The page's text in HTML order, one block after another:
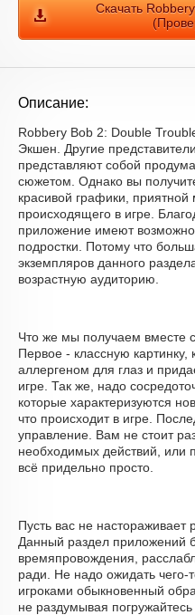
Скачать
Описание:
Robbery Bob 2: Double
Экшен. Другие
представляют собой
сюжетом. Однако вы
красивой графики, приятной
происходящего в игре.
приложение имеют
подростки. Потому что
экземпляров данного
возрастную аудиторию.
Что же мы получаем вместе
Первое - классную картинку,
аллергеном для глаз и
игре. Так же, надо
которые характеризуются
что происходит в игре.
управление. Вам не стоит
необходимых действий, или
всё придельно просто.
Пусть вас не настораживает
Данный раздел приложений
времяпровождения,
ради. Не надо ожидать чего-
игроками обыкновенный
не раздумывая